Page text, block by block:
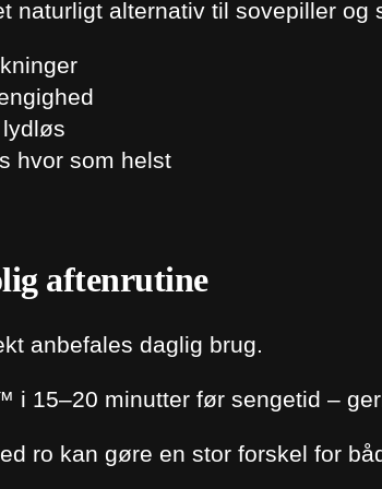
naturligt alternativ til sovepiller og
hvor som helst
aftenrutine
anbefales daglig brug.
i 15–20 minutter før sengetid –
ro kan gøre en stor forskel for